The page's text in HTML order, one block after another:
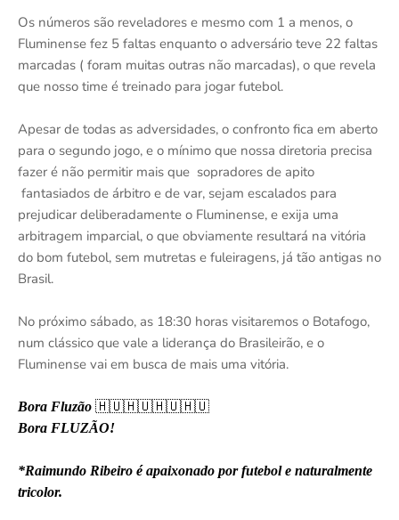
Os números são reveladores e mesmo com 1 a menos, o
Fluminense fez 5 faltas enquanto o adversário teve 22 faltas
marcadas ( foram muitas outras não marcadas), o que revela
que nosso time é treinado para jogar futebol.
Apesar de todas as adversidades, o confronto fica em aberto
para o segundo jogo, e o mínimo que nossa diretoria precisa
fazer é não permitir mais que sopradores de apito
fantasiados de árbitro e de var, sejam escalados para
prejudicar deliberadamente o Fluminense, e exija uma
arbitragem imparcial, o que obviamente resultará na vitória
do bom futebol, sem mutretas e fuleiragens, já tão antigas no
Brasil.
No próximo sábado, as 18:30 horas visitaremos o Botafogo,
num clássico que vale a liderança do Brasileirão, e o
Fluminense vai em busca de mais uma vitória.
Bora Fluzão 🇭🇺🇭🇺🇭🇺🇭🇺
Bora FLUZÃO!
*Raimundo Ribeiro é apaixonado por futebol e naturalmente
tricolor.